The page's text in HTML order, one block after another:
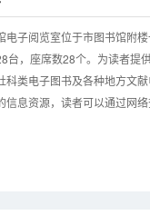
子阅览室位于市图书馆附楼
台，座席数28个。为读者提
科类电子图书及各种地方文
信息资源，读者可以通过网